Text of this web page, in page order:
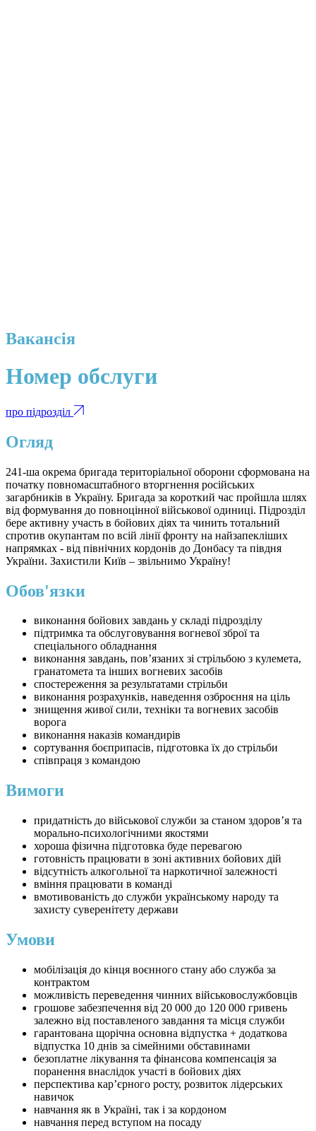
Вакансія
Номер обслуги
про підрозділ
Огляд
241-ша окрема бригада територіальної оборони сформована на
початку повномасштабного вторгнення російських
загарбників в Україну. Бригада за короткий час пройшла шлях
від формування до повноцінної військової одиниці. Підрозділ
бере активну участь в бойових діях та чинить тотальний
спротив окупантам по всій лінії фронту на найзапекліших
напрямках - від північних кордонів до Донбасу та півдня
України. Захистили Київ – звільнимо Україну!
Обов'язки
виконання бойових завдань у складі підрозділу
підтримка та обслуговування вогневої зброї та
спеціального обладнання
виконання завдань, пов’язаних зі стрільбою з кулемета,
гранатомета та інших вогневих засобів
спостереження за результатами стрільби
виконання розрахунків, наведення озброєння на ціль
знищення живої сили, техніки та вогневих засобів
ворога
виконання наказів командирів
сортування боєприпасів, підготовка їх до стрільби
співпраця з командою
Вимоги
придатність до військової служби за станом здоров’я та
морально-психологічними якостями
хороша фізична підготовка буде перевагою
готовність працювати в зоні активних бойових дій
відсутність алкогольної та наркотичної залежності
вміння працювати в команді
вмотивованість до служби українському народу та
захисту суверенітету держави
Умови
мобілізація до кінця воєнного стану або служба за
контрактом
можливість переведення чинних військовослужбовців
грошове забезпечення від 20 000 до 120 000 гривень
залежно від поставленого завдання та місця служби
гарантована щорічна основна відпустка + додаткова
відпустка 10 днів за сімейними обставинами
безоплатне лікування та фінансова компенсація за
поранення внаслідок участі в бойових діях
перспектива карʼєрного росту, розвиток лідерських
навичок
навчання як в Україні, так і за кордоном
навчання перед вступом на посаду